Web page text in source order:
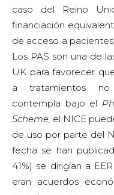
caso del Reino
financiación
de acceso a
Los PAS son una de
UK para favorecer
a tratamientos no
contempla bajo el
Scheme, el NICE
de uso por parte del
fecha se han
41%) se dirigían a
eran acuerdos